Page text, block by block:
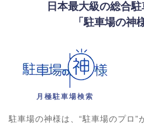
日本最大級の総合
「駐車場の神
月極駐車場検索
駐車場の神様は、“駐車場のプロ”